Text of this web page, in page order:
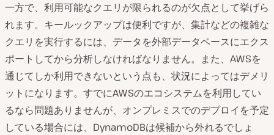
一方で、利用可能なクエリが限られるのが欠点として挙げら
れます。キールックアップは便利ですが、集計などの複雑な
クエリを実行するには、データを外部データベースにエクス
ポートしてから分析しなければなりません。また、AWSを
通じてしか利用できないという点も、状況によってはデメリ
ットになります。すでにAWSのエコシステムを利用してい
るなら問題ありませんが、オンプレミスでのデプロイを予定
している場合には、DynamoDBは候補から外れるでしょ